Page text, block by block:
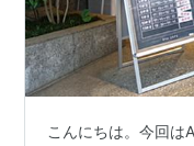
こんにちは。今回は